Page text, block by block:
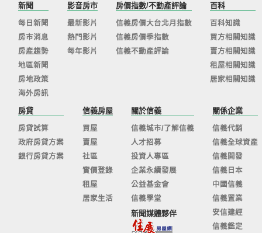
新聞
每日新聞
房市消息
房產趨勢
地區新聞
房地政策
海外房訊
影音房市
最新影片
熱門影片
每年影片
房價指數/不動產評論
信義房價大台北月指數
信義房價季指數
信義不動產評論
百科
百科知識
買方相關知識
賣方相關知識
租屋相關知識
居家相關知識
房貸
房貸試算
政府房貸方案
銀行房貸方案
信義房屋
買屋
賣屋
社區
實價登錄
租屋
居家生活
關於信義
信義城市/了解信義
人才招募
投資人專區
企業永續發展
公益基金會
信義學堂
新聞媒體夥伴
關係企業
信義代銷
信義全球資產
信義開發
信義日本
中國信義
信義置業
安信建經
信義鑑定